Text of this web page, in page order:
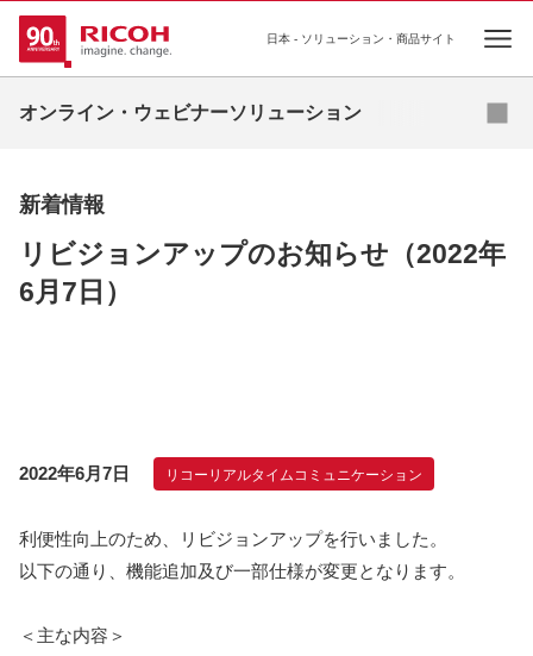
日本 - ソリューション・商品サイト
オンライン・ウェビナーソリューション
資料ダウンロード
新着情報
リビジョンアップのお知らせ（2022年
6月7日）
2022年6月7日 リコーリアルタイムコミュニケーション
利便性向上のため、リビジョンアップを行いました。
以下の通り、機能追加及び一部仕様が変更となります。
＜主な内容＞